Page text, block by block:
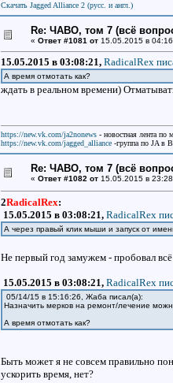
Скачать Jagged Alliance 2 (русс. и англ.)
Re: ЧАВО, том 7 (всё
« Ответ #1081 от15.05.2015 в
15.05.2015 в 03:08:21, RadicalRex
А время отмотать как?
ждать в реальном времени)
https://new.vk.com/ja2nonews- новостная лента по
https://new.vk.com/jagged_alliance-группа по JA в
Re: ЧАВО, том 7 (всё
« Ответ #1082 от15.05.2015 в
2RadicalRex:
15.05.2015 в 03:08:21, RadicalRex
А через правый клик мыши и запуск от
Не первый год замужем - пробовал
15.05.2015 в 03:08:21, RadicalRex
05/14/15 в 15:16:26, Жаба писал(a):
Назначить мерков на ремонт/лечение
А время отмотать как?
Быть может я не совсем правильно
ускорить время, нет?